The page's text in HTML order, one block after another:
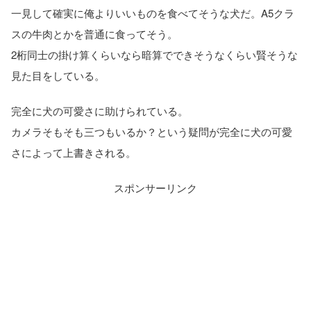
一見して確実に俺よりいいものを食べてそうな犬だ。A5クラ
スの牛肉とかを普通に食ってそう。
2桁同士の掛け算くらいなら暗算でできそうなくらい賢そうな
見た目をしている。
完全に犬の可愛さに助けられている。
カメラそもそも三つもいるか？という疑問が完全に犬の可愛
さによって上書きされる。
スポンサーリンク